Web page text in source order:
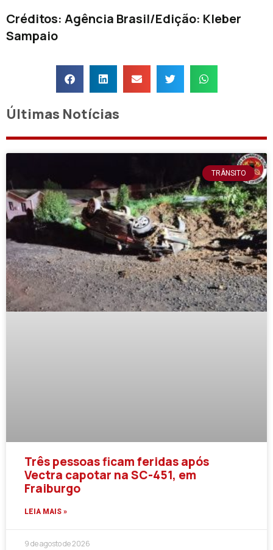
Créditos: Agência Brasil/Edição: Kleber
Sampaio
Últimas Notícias
TRÂNSITO
Três pessoas ficam feridas após
Vectra capotar na SC-451, em
Fraiburgo
LEIA MAIS »
9 de agosto de 2026